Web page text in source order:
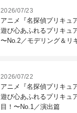
2026/07/23
アニメ『名探偵プリキュ
遊び心あふれるプリキュ
〜No.2／モデリング＆リ
2026/07/22
アニメ『名探偵プリキュ
遊び心あふれるプリキュ
目！〜No.1／演出篇